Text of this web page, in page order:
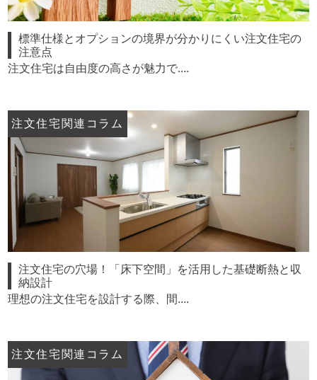
標準仕様とオプションの境界が分かりにくい注文住宅の
注意点
注文住宅は自由度の高さが魅力で....
注文住宅関連コラム
注文住宅の穴場！「床下空間」を活用した基礎断熱と収
納設計
理想の注文住宅を設計する際、間....
注文住宅関連コラム